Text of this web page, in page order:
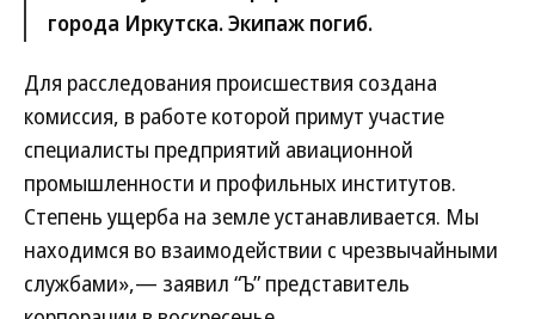
города Иркутска. Экипаж погиб.
Для расследования происшествия создана
комиссия, в работе которой примут участие
специалисты предприятий авиационной
промышленности и профильных институтов.
Степень ущерба на земле устанавливается. Мы
находимся во взаимодействии с чрезвычайными
службами»,— заявил “Ъ” представитель